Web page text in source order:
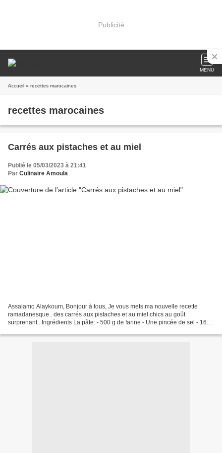
Publicité
MENU
Accueil » recettes marocaines
recettes marocaines
Carrés aux pistaches et au miel
Publié le 05/03/2023 à 21:41
Par Culinaire Amoula
Assalamo Alaykoum, Bonjour à tous, Je vous mets ma nouvelle recette
ramadanesque.. des carrés aux pistaches et au miel chics au goût
surprenant.. Ingrédients La pâte: - 500 g de farine - Une pincée de sel - 160